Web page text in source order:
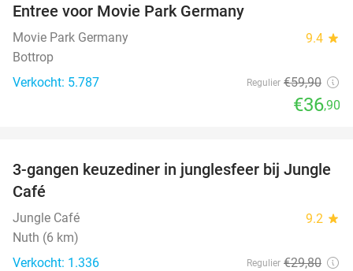
Entree voor Movie Park Germany
Movie Park Germany 9.4 star
Bottrop
Verkocht: 5.787
Regulier €59,90
€36,90
21%
3-gangen keuzediner in junglesfeer bij Jungle
Café
Jungle Café 9.2 star
Nuth (6 km)
Verkocht: 1.336
Regulier €29,80